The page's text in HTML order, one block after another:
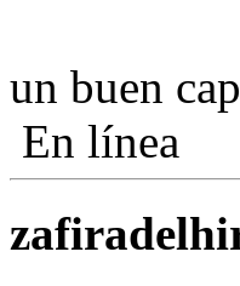
un buen
En línea